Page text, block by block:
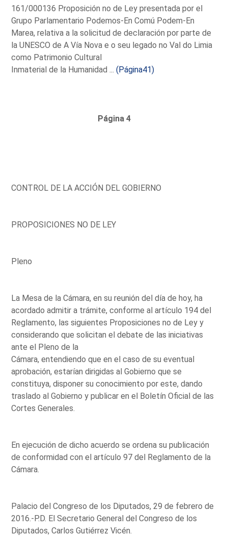
161/000136 Proposición no de Ley presentada por el
Grupo Parlamentario Podemos-En Comú Podem-En
Marea, relativa a la solicitud de declaración por parte de
la UNESCO de A Vía Nova e o seu legado no Val do Limia
como Patrimonio Cultural
Inmaterial de la Humanidad ...(Página41)
Página 4
CONTROL DE LA ACCIÓN DEL GOBIERNO
PROPOSICIONES NO DE LEY
Pleno
La Mesa de la Cámara, en su reunión del día de hoy, ha
acordado admitir a trámite, conforme al artículo 194 del
Reglamento, las siguientes Proposiciones no de Ley y
considerando que solicitan el debate de las iniciativas
ante el Pleno de la
Cámara, entendiendo que en el caso de su eventual
aprobación, estarían dirigidas al Gobierno que se
constituya, disponer su conocimiento por este, dando
traslado al Gobierno y publicar en el Boletín Oficial de las
Cortes Generales.
En ejecución de dicho acuerdo se ordena su publicación
de conformidad con el artículo 97 del Reglamento de la
Cámara.
Palacio del Congreso de los Diputados, 29 de febrero de
2016.-P.D. El Secretario General del Congreso de los
Diputados, Carlos Gutiérrez Vicén.